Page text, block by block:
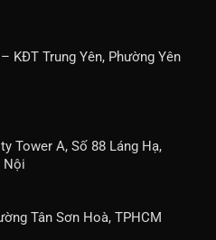
KĐT Trung Yên, Phường Yên
Tower A, Số 88 Láng Hạ,
Nội
Tân Sơn Hoà, TPHCM